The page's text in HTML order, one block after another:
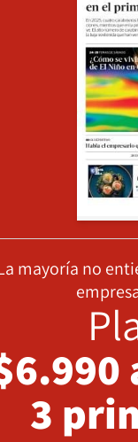
mayoría no
3